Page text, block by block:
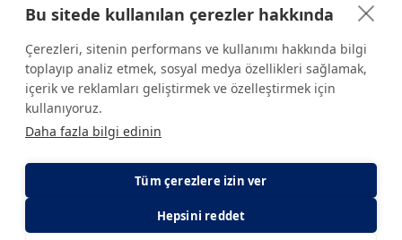
Linkedin
Sitede yer alan tüm içerikler yalnızca bilgilendirme amaçlıdır.
Sağlığınızla ilgili sorularınız için mutlaka doktoruza ya da bir sağlık
kuruluşuna başvurunuz.
Gizlilik ve Çerez Politikası KVKK Aydınlatma Metni
Bu sitede kullanılan çerezler hakkında
Çerezleri, sitenin performans ve kullanımı hakkında bilgi
toplayıp analiz etmek, sosyal medya özellikleri sağlamak,
içerik ve reklamları geliştirmek ve özelleştirmek için
kullanıyoruz.
Daha fazla bilgi edinin
Tüm çerezlere izin ver
Hepsini reddet